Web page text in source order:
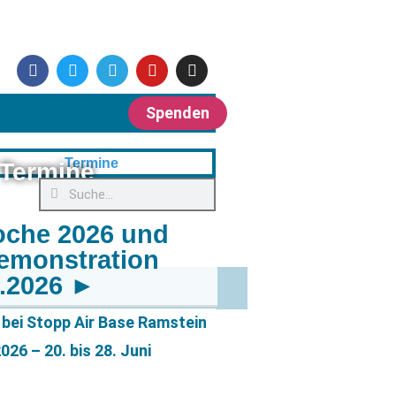
Spenden
2026 und
►
Stopp Air Base Ramstein
– 20. bis 28. Juni